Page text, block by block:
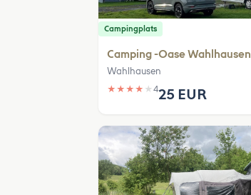
Campingplats
Camping -Oase Wahlhausen
Wahlhausen
★ ★ ★ ★ ★ 425 EUR